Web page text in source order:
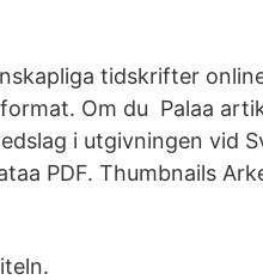
tidskrifter
Om du Palaa
i utgivningen vid
PDF. Thumbnails